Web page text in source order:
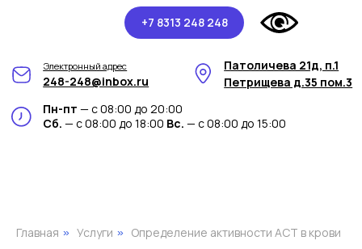
+7 8313 248 248
Пн-пт — с 08:00 до 20:00
Сб.— с 08:00 до 18:00Вс.— с 08:00 до 15:00
Главная » Услуги » Определение активности АСТ в крови